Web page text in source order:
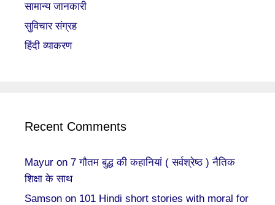
सामान्य जानकारी
सुविचार संग्रह
हिंदी व्याकरण
Recent Comments
Mayur on 7 गौतम बुद्ध की कहानियां ( सर्वश्रेष्ठ ) नैतिक
शिक्षा के साथ
Samson on 101 Hindi short stories with moral for